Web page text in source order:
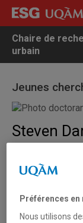
Chaire de
urbain
Jeunes
Steven
Chaire de
279, rue Sainte-
Préférences
Nous utilisons